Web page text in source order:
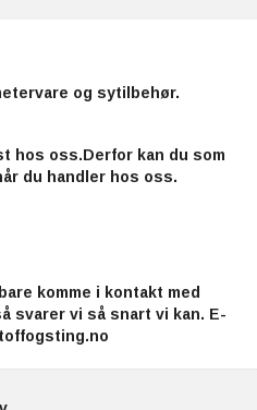
og sytilbehør.
hos oss.Derfor kan du som
du handler hos oss.
komme i kontakt med
svarer vi så snart vi kan. E-